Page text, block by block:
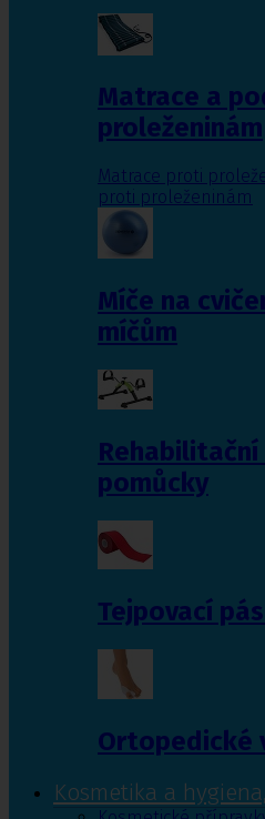
Matrace a
proleženinám
Matrace proti
proti proleženinám
Míče na
míčům
pomůcky
Tejpovací
Ortopedické
Kosmetika a